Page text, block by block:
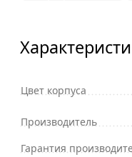
Цвет корпуса
Производитель
Гарантия